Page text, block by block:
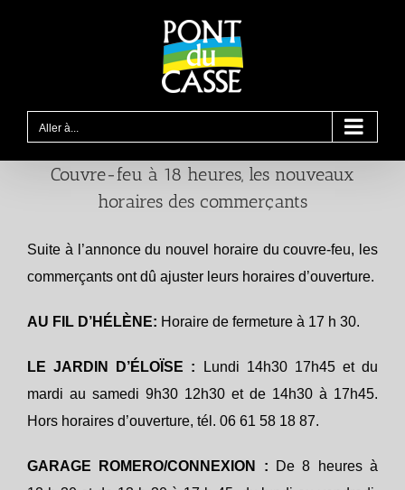
Aller à...
Couvre-feu à 18 heures, les nouveaux
horaires des commerçants
Suite à l’annonce du nouvel horaire du couvre-feu, les
commerçants ont dû ajuster leurs horaires d’ouverture.
AU FIL D’HÉLÈNE: Horaire de fermeture à 17 h 30.
LE JARDIN D’ÉLOÏSE : Lundi 14h30 17h45 et du
mardi au samedi 9h30 12h30 et de 14h30 à 17h45.
Hors horaires d’ouverture, tél. 06 61 58 18 87.
GARAGE ROMERO/CONNEXION :
De 8 heures à